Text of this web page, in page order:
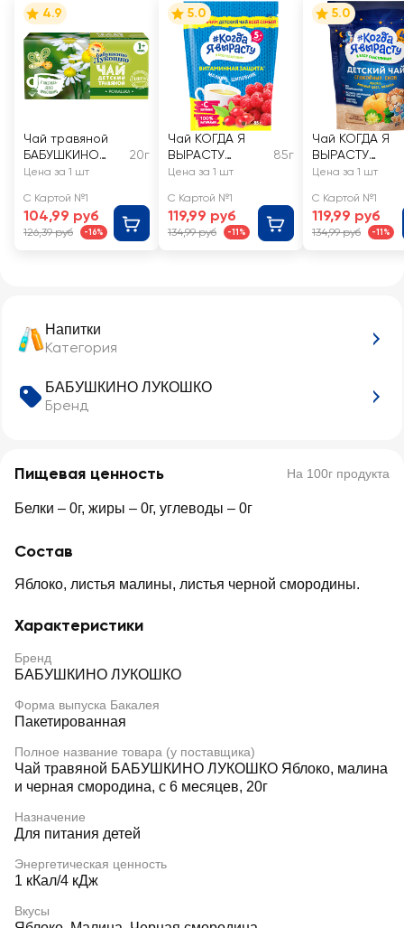
Напитки
Категория
БАБУШКИНО ЛУКОШКО
Бренд
Пищевая ценность На 100г продукта
Белки – 0г, жиры – 0г, углеводы – 0г
Состав
Яблоко, листья малины, листья черной смородины.
Характеристики
Бренд
БАБУШКИНО ЛУКОШКО
Форма выпуска Бакалея
Пакетированная
Полное название товара (у поставщика)
Чай травяной БАБУШКИНО ЛУКОШКО Яблоко, малина
и черная смородина, с 6 месяцев, 20г
Назначение
Для питания детей
Энергетическая ценность
1 кКал/4 кДж
Вкусы
4.9
Чай травяной
БАБУШКИНО
ЛУКОШКО
месяца
20г
Цена за 1 шт
С Картой №1
104,99 руб
126,39 руб -16%
5.0
Чай КОГДА Я
ВЫРАСТУ
Витаминная
малиной,
шиповником и
витамином С, с
85г
Цена за 1 шт
С Картой №1
119,99 руб
134,99 руб -11%
5.0
Чай КОГДА Я
ВЫРАСТУ
Спокойной
цвет, мелисса,
4 месяцев
Цена за 1 шт
С Картой №1
119,99 руб
134,99 руб -11%